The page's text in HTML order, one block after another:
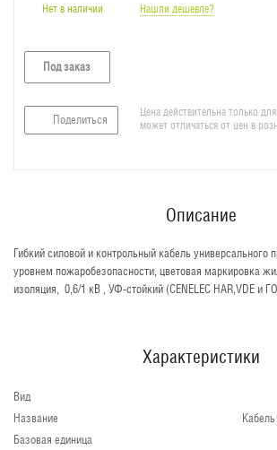
Нет в наличии Нашли дешевле?
Под заказ
Поделиться
Цена действительна только
может отличаться от цен в
Описание
Гибкий силовой и контрольный кабель универсального
уровнем пожаробезопасности, цветовая маркировка
изоляция, 0,6/1 кВ , УФ-стойкий (CENELEC HAR,VDE и
Характеристики
Вид
Название
Базовая единица